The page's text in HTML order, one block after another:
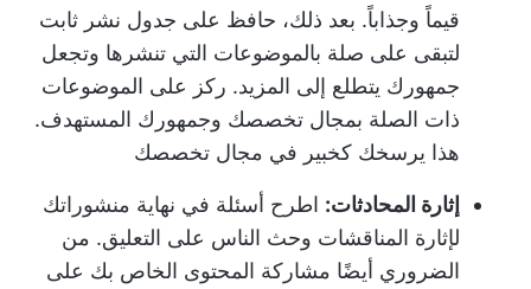
قيماً وجذاباً. بعد ذلك، حافظ على جدول نشر ثابت
لتبقى على صلة بالموضوعات التي تنشرها وتجعل
جمهورك يتطلع إلى المزيد. ركز على الموضوعات
ذات الصلة بمجال تخصصك وجمهورك المستهدف.
هذا يرسخك كخبير في مجال تخصصك
إثارة المحادثات: اطرح أسئلة في نهاية منشوراتك
لإثارة المناقشات وحث الناس على التعليق. من
الضروري أيضًا مشاركة المحتوى الخاص بك على